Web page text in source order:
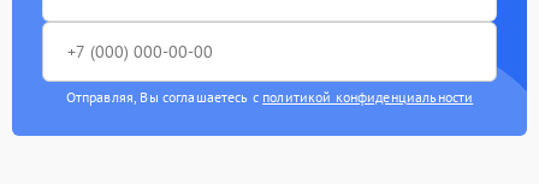
Отправляя, Вы соглашаетесь с политикой конфиденциальности